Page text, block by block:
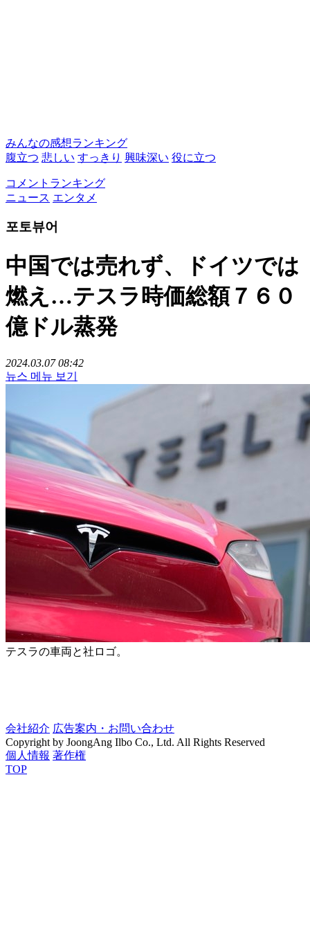
みんなの感想ランキング
腹立つ 悲しい すっきり 興味深い 役に立つ
コメントランキング
ニュース エンタメ
포토뷰어
中国では売れず、ドイツでは
燃え…テスラ時価総額７６０
億ドル蒸発
2024.03.07 08:42
뉴스 메뉴 보기
テスラの車両と社ロゴ。
会社紹介 広告案内・お問い合わせ
Copyright by JoongAng Ilbo Co., Ltd. All Rights Reserved
個人情報 著作権
TOP